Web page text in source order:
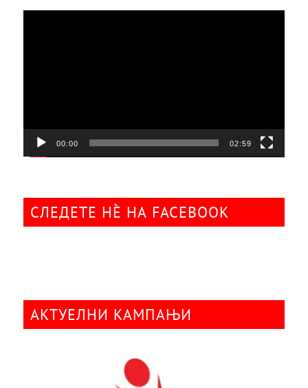
00:00 02:59
СЛЕДЕТЕ НÈ НА FACEBOOK
АКТУЕЛНИ КАМПАЊИ